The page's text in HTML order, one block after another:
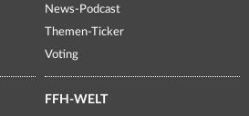
News-Podcast
Themen-Ticker
Voting
FFH-WELT